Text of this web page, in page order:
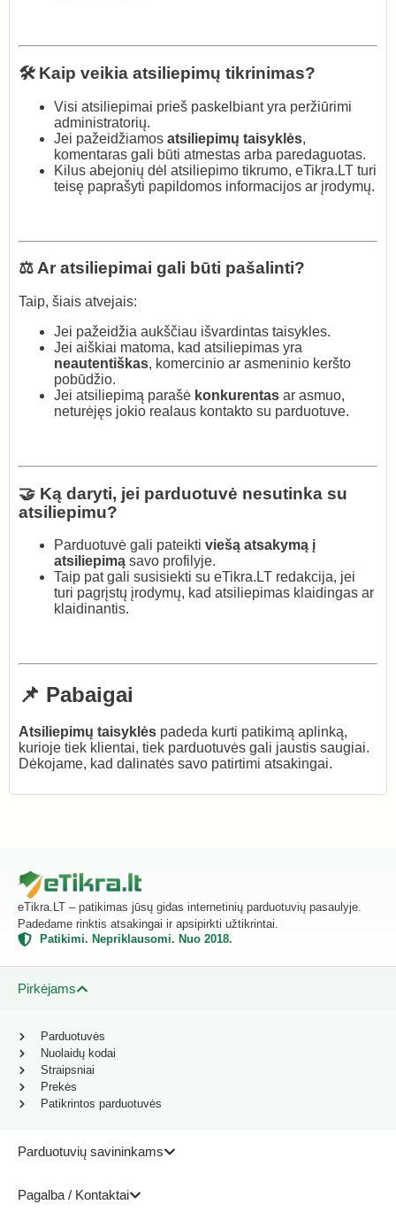
🛠️ Kaip veikia atsiliepimų tikrinimas?
Visi atsiliepimai prieš paskelbiant yra peržiūrimi
administratorių.
Jei pažeidžiamos atsiliepimų taisyklės,
komentaras gali būti atmestas arba paredaguotas.
Kilus abejonių dėl atsiliepimo tikrumo, eTikra.LT turi
teisę paprašyti papildomos informacijos ar įrodymų.
⚖️ Ar atsiliepimai gali būti pašalinti?
Taip, šiais atvejais:
Jei pažeidžia aukščiau išvardintas taisykles.
Jei aiškiai matoma, kad atsiliepimas yra
neautentiškas, komercinio ar asmeninio keršto
pobūdžio.
Jei atsiliepimą parašė konkurentas ar asmuo,
neturėjęs jokio realaus kontakto su parduotuve.
🤝 Ką daryti, jei parduotuvė nesutinka su
atsiliepimu?
Parduotuvė gali pateikti viešą atsakymą į
atsiliepimą savo profilyje.
Taip pat gali susisiekti su eTikra.LT redakcija, jei
turi pagrįstų įrodymų, kad atsiliepimas klaidingas ar
klaidinantis.
📌 Pabaigai
Atsiliepimų taisyklės padeda kurti patikimą aplinką,
kurioje tiek klientai, tiek parduotuvės gali jaustis saugiai.
Dėkojame, kad dalinatės savo patirtimi atsakingai.
eTikra.LT – patikimas jūsų gidas internetinių parduotuvių pasaulyje.
Padedame rinktis atsakingai ir apsipirkti užtikrintai.
Patikimi. Nepriklausomi. Nuo 2018.
Pirkėjams
Parduotuvių savininkams
Pagalba / Kontaktai
Parduotuvės
Nuolaidų kodai
Straipsniai
Prekės
Patikrintos parduotuvės